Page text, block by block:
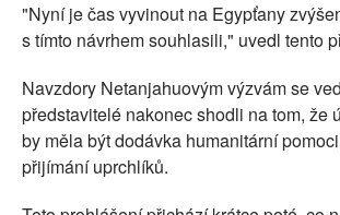
"Nyní je čas vyvinout na Egypťany
s tímto návrhem souhlasili," uvedl tento
Navzdory Netanjahuovým výzvám se
představitelé nakonec shodli na tom, že
by měla být dodávka humanitární
přijímání uprchlíků.